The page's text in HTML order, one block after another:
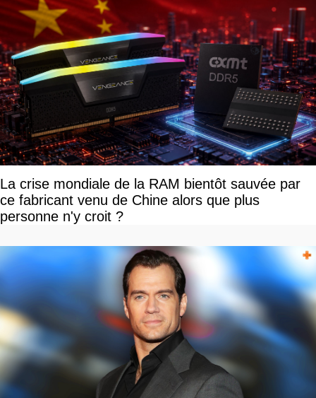
La crise mondiale de la RAM bientôt sauvée par
ce fabricant venu de Chine alors que plus
personne n'y croit ?